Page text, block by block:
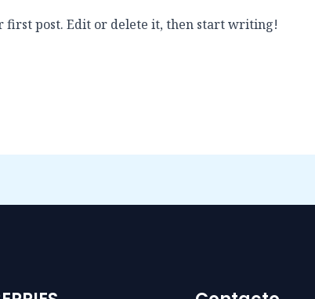
first post. Edit or delete it, then start writing!